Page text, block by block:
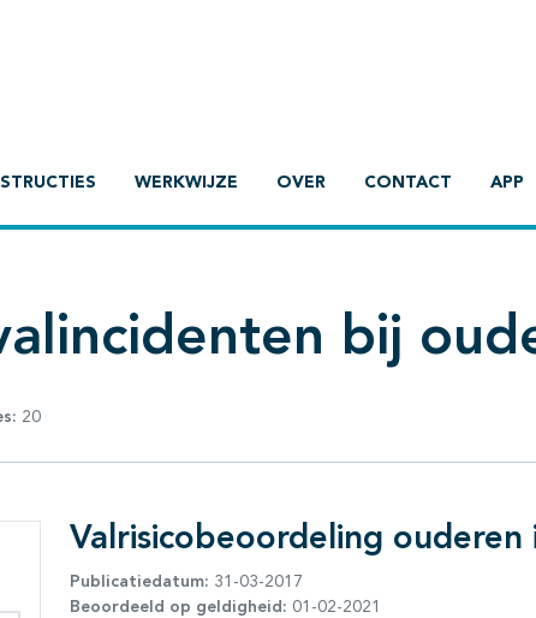
WERKWIJZE OVER CONTACT APP
bij
20
Valrisicobeoordeling ouderen
Publicatiedatum: 31-03-2017
Beoordeeld op geldigheid: 01-02-2021